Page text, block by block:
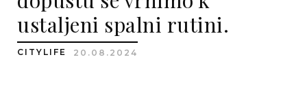
ustaljeni spalni rutini.
CITYLIFE 20.08.2024